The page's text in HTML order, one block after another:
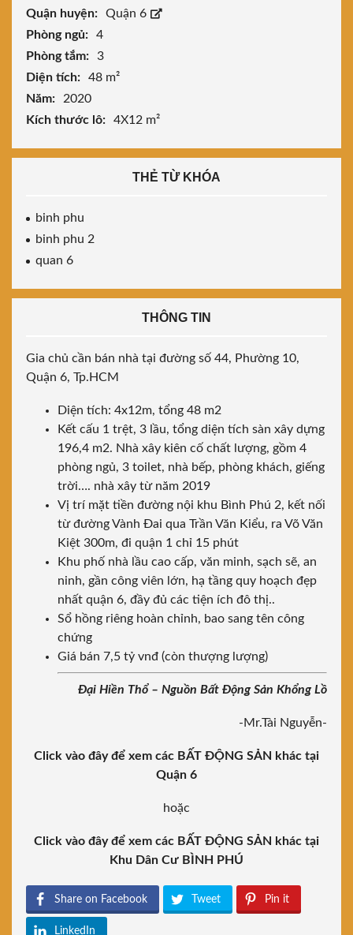
Quận huyện:
Quận 6
Phòng ngủ:
4
Phòng tắm:
3
Diện tích:
48 m²
Năm:
2020
Kích thước lô:
4X12 m²
THẺ TỪ KHÓA
binh phu
binh phu 2
quan 6
THÔNG TIN
Gia chủ cần bán nhà tại đường số 44, Phường 10,
Quận 6, Tp.HCM
Diện tích: 4x12m, tổng 48 m2
Kết cấu 1 trệt, 3 lầu, tổng diện tích sàn xây dựng
196,4 m2. Nhà xây kiên cố chất lượng, gồm 4
phòng ngủ, 3 toilet, nhà bếp, phòng khách, giếng
trời…. nhà xây từ năm 2019
Vị trí mặt tiền đường nội khu Bình Phú 2, kết nối
từ đường Vành Đai qua Trần Văn Kiểu, ra Võ Văn
Kiệt 300m, đi quận 1 chỉ 15 phút
Khu phố nhà lầu cao cấp, văn minh, sạch sẽ, an
ninh, gần công viên lớn, hạ tầng quy hoạch đẹp
nhất quận 6, đầy đủ các tiện ích đô thị..
Sổ hồng riêng hoàn chỉnh, bao sang tên công
chứng
Giá bán 7,5 tỷ vnđ (còn thượng lượng)
Đại Hiền Thổ – Nguồn Bất Động Sản Khổng Lồ
-Mr.Tài Nguyễn-
Click vào đây để xem các BẤT ĐỘNG SẢN khác tại
Quận 6
hoặc
Click vào đây để xem các BẤT ĐỘNG SẢN khác tại
Khu Dân Cư BÌNH PHÚ
Share on Facebook Tweet Pin it
LinkedIn